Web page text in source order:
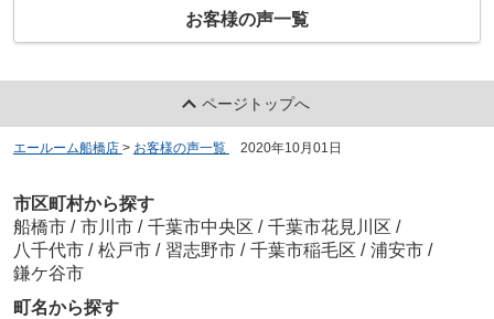
お客様の声一覧
ページトップへ
エールーム船橋店 > お客様の声一覧 2020年10月01日
市区町村から探す
船橋市 / 市川市 / 千葉市中央区 / 千葉市花見川区 /
八千代市 / 松戸市 / 習志野市 / 千葉市稲毛区 / 浦安市 /
鎌ケ谷市
町名から探す